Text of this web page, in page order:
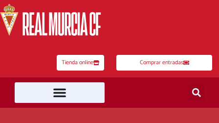
al
contenido
Tienda online Comprar entradas